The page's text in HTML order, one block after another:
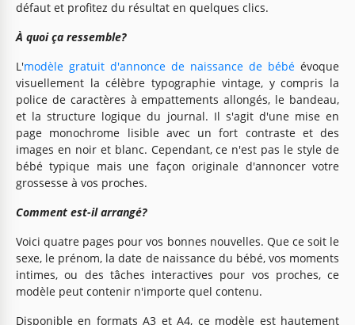
défaut et profitez du résultat en quelques clics.
À quoi ça ressemble?
L'modèle gratuit d'annonce de naissance de bébé évoque
visuellement la célèbre typographie vintage, y compris la
police de caractères à empattements allongés, le bandeau,
et la structure logique du journal. Il s'agit d'une mise en
page monochrome lisible avec un fort contraste et des
images en noir et blanc. Cependant, ce n'est pas le style de
bébé typique mais une façon originale d'annoncer votre
grossesse à vos proches.
Comment est-il arrangé?
Voici quatre pages pour vos bonnes nouvelles. Que ce soit le
sexe, le prénom, la date de naissance du bébé, vos moments
intimes, ou des tâches interactives pour vos proches, ce
modèle peut contenir n'importe quel contenu.
Disponible en formats A3 et A4, ce modèle est hautement